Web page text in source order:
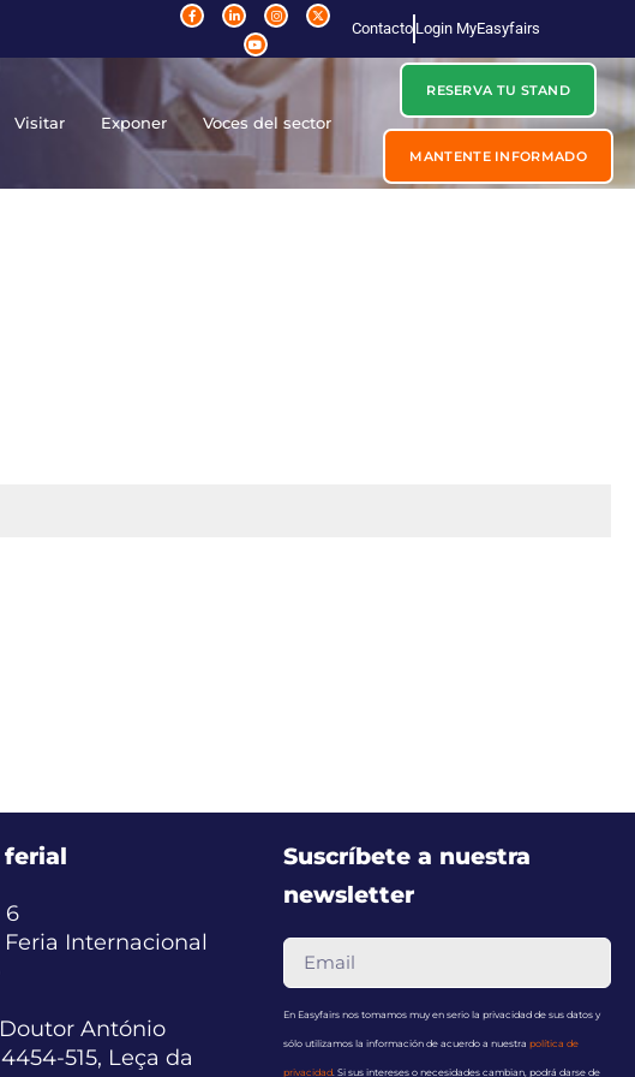
Contacto Login MyEasyfairs
Visitar Exponer Voces del sector
RESERVA TU STAND
MANTENTE INFORMADO
ferial
6
Feria Internacional
António
515, Leça da
Suscríbete a nuestra
newsletter
En Easyfairs nos tomamos muy en serio la privacidad de sus datos y
sólo utilizamos la información de acuerdo a nuestra política de
privacidad. Si sus intereses o necesidades cambian, podrá darse de